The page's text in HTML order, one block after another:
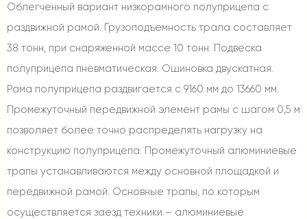
Облегченный вариант низкорамного полуприцепа с
раздвижной рамой. Грузоподъемность трала составляет
38 тонн, при снаряженной массе 10 тонн. Подвеска
полуприцепа пневматическая. Ошиновка двускатная.
Рама полуприцепа раздвигается с 9160 мм до 13660 мм.
Промежуточный передвижной элемент рамы с шагом 0,5 м
позволяет более точно распределять нагрузку на
конструкцию полуприцепа. Промежуточный алюминиевые
трапы устанавливаются между основной площадкой и
передвижной рамой. Основные трапы, по которым
осуществляется заезд техники – алюминиевые